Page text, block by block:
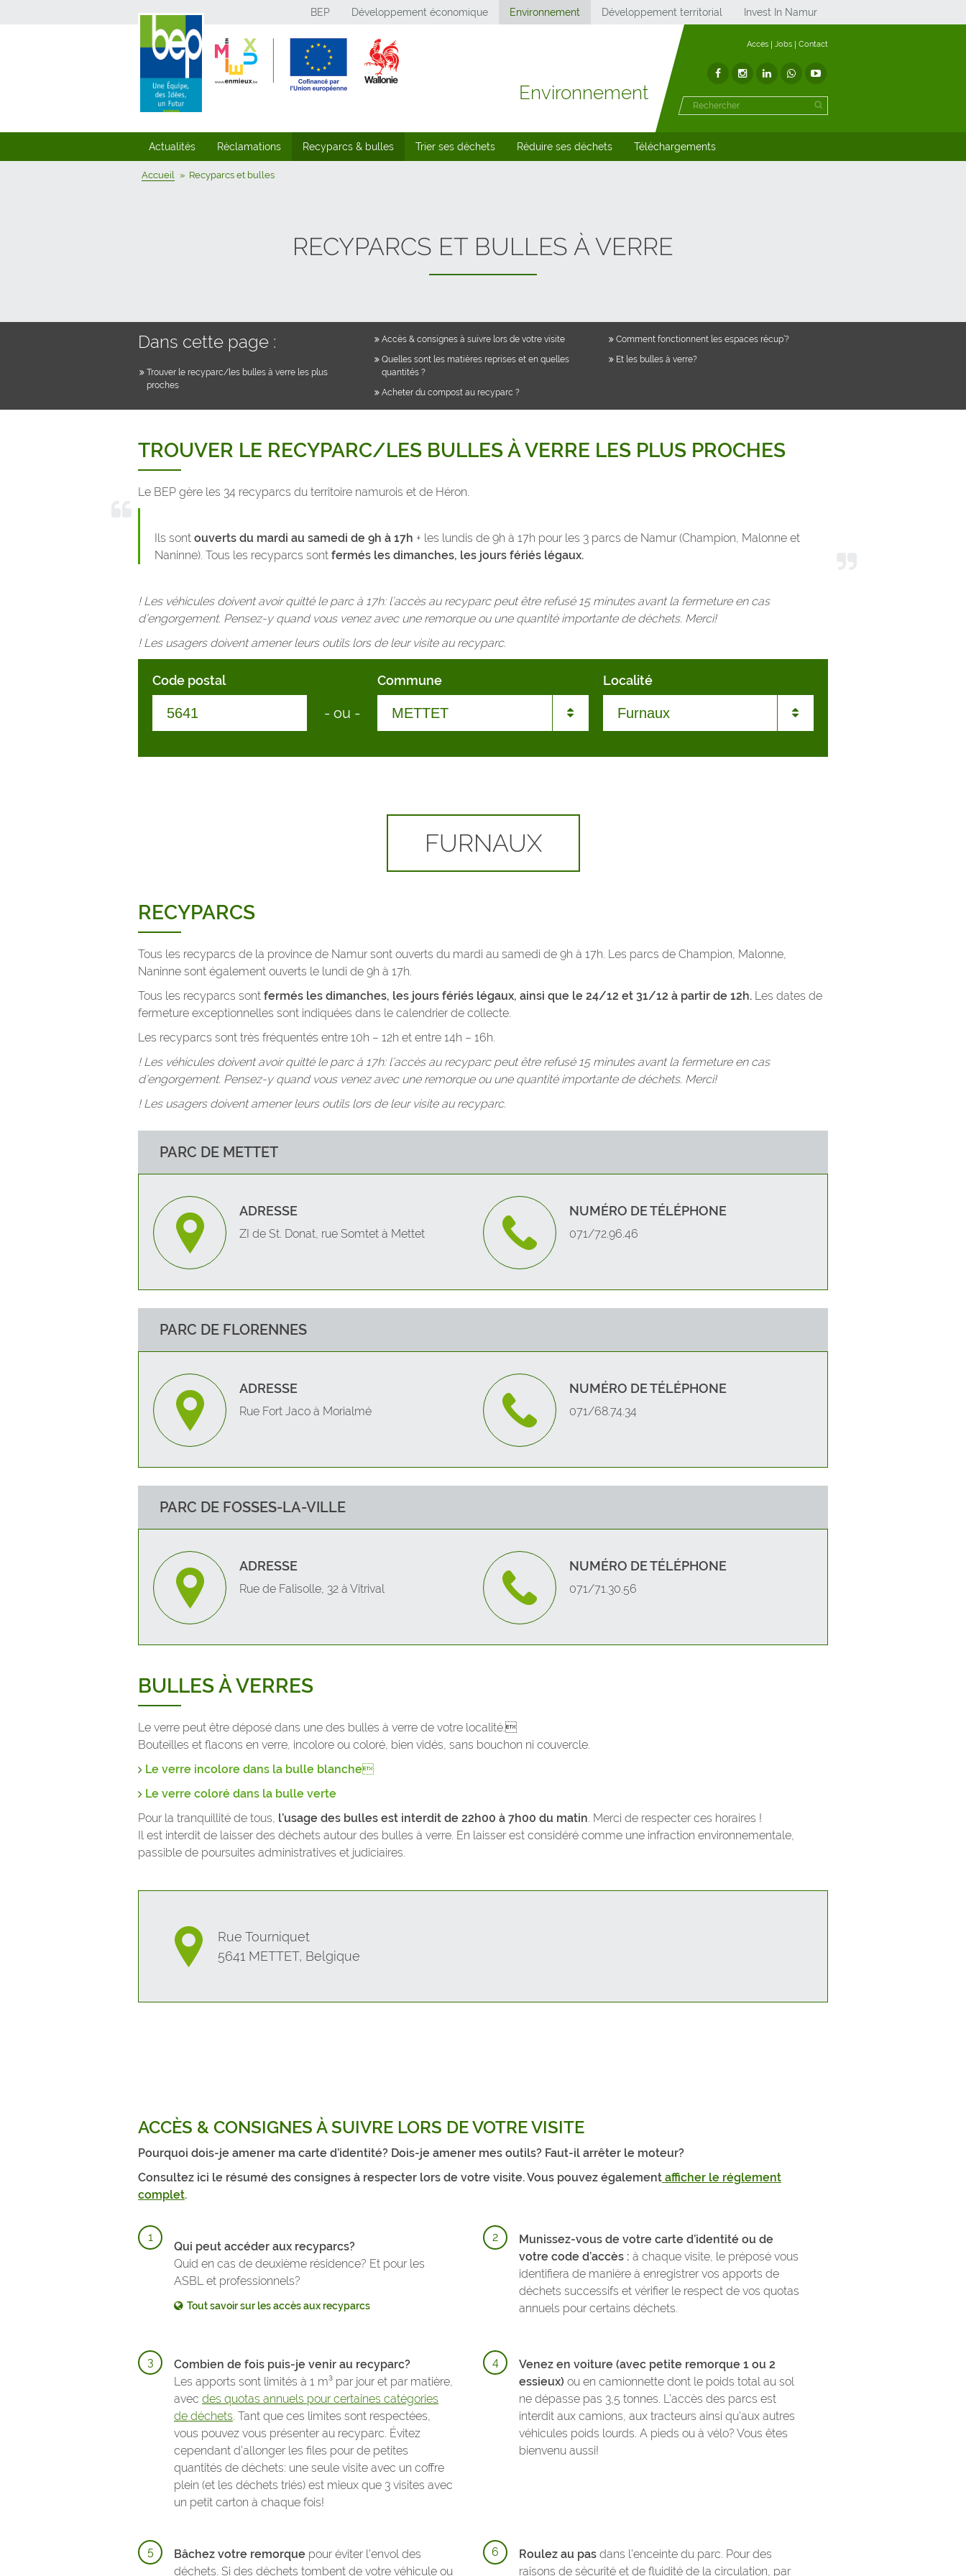
BEP Développement économique Environnement Développement territorial Invest In Namur
Environnement
Accès Jobs Contact
Actualités Réclamations Recyparcs & bulles Trier ses déchets Réduire ses déchets Téléchargements
Accueil Recyparcs et bulles
RECYPARCS ET BULLES À VERRE
Dans cette page :
Trouver le recyparc/les bulles à verre les plus
proches
Accès & consignes à suivre lors de votre visite
Quelles sont les matières reprises et en quelles
quantités ?
Acheter du compost au recyparc ?
Comment fonctionnent les espaces récup’?
Et les bulles à verre?
TROUVER LE RECYPARC/LES BULLES À VERRE LES PLUS PROCHES
Le BEP gère les 34 recyparcs du territoire namurois et de Héron.
Ils sont ouverts du mardi au samedi de 9h à 17h + les lundis de 9h à 17h pour les 3 parcs de Namur (Champion, Malonne et
Naninne). Tous les recyparcs sont fermés les dimanches, les jours fériés légaux.
! Les véhicules doivent avoir quitté le parc à 17h: l’accès au recyparc peut être refusé 15 minutes avant la fermeture en cas
d’engorgement. Pensez-y quand vous venez avec une remorque ou une quantité importante de déchets. Merci!
! Les usagers doivent amener leurs outils lors de leur visite au recyparc.
Code postal
- ou -
Commune
ASSESSE
BEAURAING
CINEY
COUVIN
DINANT
EGHEZEE
FOSSES-LA-VILLE
FROIDCHAPELLE
HASTIERE
JEMEPPE-SUR-SAMBRE
LA BRUYERE
PHILIPPEVILLE
SOMME-LEUZE
YVOIR
Localité
Gonoy
Graux
Maison
Prée
Scry
FURNAUX
RECYPARCS
Tous les recyparcs de la province de Namur sont ouverts du mardi au samedi de 9h à 17h. Les parcs de Champion, Malonne,
Naninne sont également ouverts le lundi de 9h à 17h.
Tous les recyparcs sont fermés les dimanches, les jours fériés légaux, ainsi que le 24/12 et 31/12 à partir de 12h. Les dates de
fermeture exceptionnelles sont indiquées dans le calendrier de collecte.
Les recyparcs sont très fréquentés entre 10h – 12h et entre 14h – 16h.
! Les véhicules doivent avoir quitté le parc à 17h: l’accès au recyparc peut être refusé 15 minutes avant la fermeture en cas
d’engorgement. Pensez-y quand vous venez avec une remorque ou une quantité importante de déchets. Merci!
! Les usagers doivent amener leurs outils lors de leur visite au recyparc.
PARC DE METTET
ADRESSE
ZI de St. Donat, rue Somtet à Mettet
NUMÉRO DE TÉLÉPHONE
071/72.96.46
PARC DE FLORENNES
ADRESSE
Rue Fort Jaco à Morialmé
NUMÉRO DE TÉLÉPHONE
071/68.74.34
PARC DE FOSSES-LA-VILLE
ADRESSE
Rue de Falisolle, 32 à Vitrival
NUMÉRO DE TÉLÉPHONE
071/71.30.56
BULLES À VERRES
Le verre peut être déposé dans une des bulles à verre de votre localité.
Bouteilles et flacons en verre, incolore ou coloré, bien vidés, sans bouchon ni couvercle.
Le verre incolore dans la bulle blanche
Le verre coloré dans la bulle verte
Pour la tranquillité de tous, l’usage des bulles est interdit de 22h00 à 7h00 du matin. Merci de respecter ces horaires !
Il est interdit de laisser des déchets autour des bulles à verre. En laisser est considéré comme une infraction environnementale,
passible de poursuites administratives et judiciaires.
Rue Tourniquet
5641 METTET, Belgique
ACCÈS & CONSIGNES À SUIVRE LORS DE VOTRE VISITE
Pourquoi dois-je amener ma carte d’identité? Dois-je amener mes outils? Faut-il arrêter le moteur?
Consultez ici le résumé des consignes à respecter lors de votre visite. Vous pouvez également afficher le réglement
complet.
Qui peut accéder aux recyparcs?
Quid en cas de deuxième résidence? Et pour les
ASBL et professionnels?
Tout savoir sur les accès aux recyparcs
Munissez-vous de votre carte d’identité ou de
votre code d’accès : à chaque visite, le préposé vous
identifiera de manière à enregistrer vos apports de
déchets successifs et vérifier le respect de vos quotas
annuels pour certains déchets.
Combien de fois puis-je venir au recyparc?
Les apports sont limités à 1 m³ par jour et par matière,
avec des quotas annuels pour certaines catégories
de déchets. Tant que ces limites sont respectées,
vous pouvez vous présenter au recyparc. Évitez
cependant d’allonger les files pour de petites
quantités de déchets: une seule visite avec un coffre
plein (et les déchets triés) est mieux que 3 visites avec
un petit carton à chaque fois!
Venez en voiture (avec petite remorque 1 ou 2
essieux) ou en camionnette dont le poids total au sol
ne dépasse pas 3,5 tonnes. L’accès des parcs est
interdit aux camions, aux tracteurs ainsi qu’aux autres
véhicules poids lourds. A pieds ou à vélo? Vous êtes
bienvenu aussi!
Bâchez votre remorque pour éviter l’envol des
déchets. Si des déchets tombent de votre véhicule ou
Roulez au pas dans l’enceinte du parc. Pour des
raisons de sécurité et de fluidité de la circulation, par